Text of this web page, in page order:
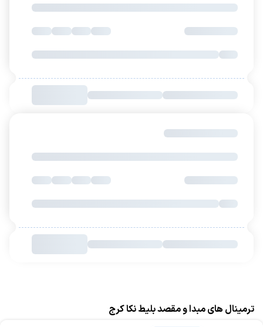
ترمینال های مبدا و مقصد بلیط نکا کرج